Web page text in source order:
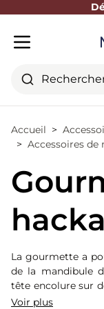
Accueil
Accessoires de
La gourmette a
de la mandibule
tête encolure sur
liverpool ... La
Voir plus